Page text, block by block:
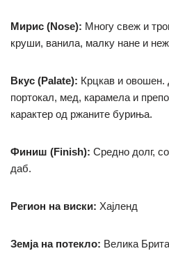
Мирис (Nose): Многу свеж и
круши, ванила, малку нане и
Вкус (Palate): Крцкав и овошен.
портокал, мед, карамела и
карактер од ржаните буриња.
Финиш (Finish): Средно долг,
даб.
Регион на виски: Хајленд
Земја на потекло: Велика